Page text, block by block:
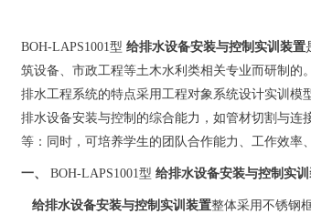
BOH-LAPS1001型 给排水设备安装与控制实训装置
筑设备、市政工程等土木水利类相关专业而研制的。
排水工程系统的特点采用工程对象系统设计实训模
排水设备安装与控制的综合能力，如管材切割与
等：同时，可培养学生的团队合作能力、工作效率
一、 BOH-LAPS1001型 给排水设备安装与控制实
给排水设备安装与控制实训装置整体采用不锈钢